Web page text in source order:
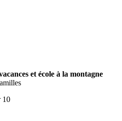
et école à la montagne
10